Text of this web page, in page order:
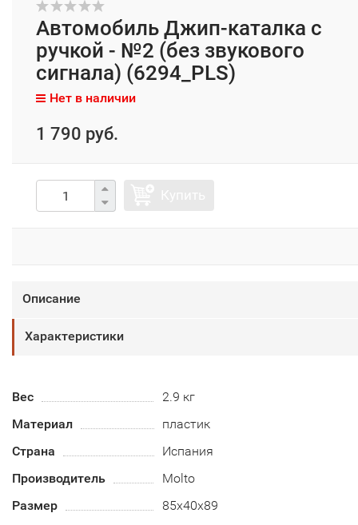
Автомобиль Джип-каталка с
ручкой - №2 (без звукового
сигнала) (6294_PLS)
Нет в наличии
1 790 руб.
Описание
Характеристики
Вес
2.9 кг
Материал
пластик
Страна
Испания
Производитель
Molto
Размер
85х40х89